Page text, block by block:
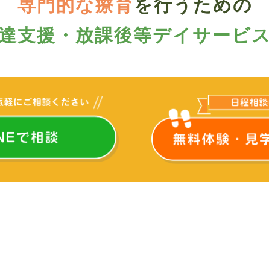
支援・ 放課後等デイサービス